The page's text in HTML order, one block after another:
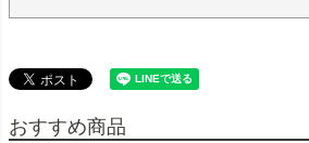
おすすめ商品